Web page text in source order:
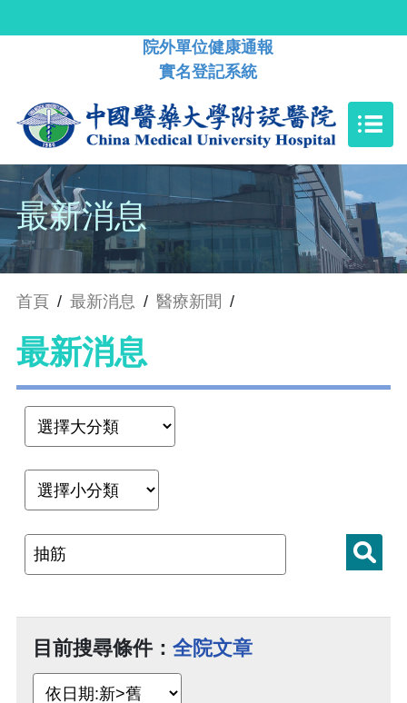
院外單位健康通報
實名登記系統
最新消息
首頁 / 最新消息 / 醫療新聞 /
最新消息
目前搜尋條件： 全院文章